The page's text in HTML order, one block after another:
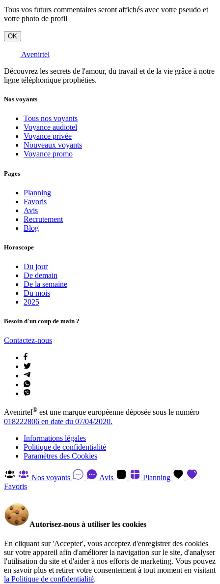
Tous vos futurs commentaires seront affichés avec votre pseudo et
votre photo de profil
OK
Avenirtel
Découvrez les secrets de l'amour, du travail et de la vie grâce à notre
ligne téléphonique prophéties.
Nos voyants
Tous nos voyants
Voyance audiotel
Voyance privée
Nouveaux voyants
Voyance promo
Pages
Planning
Favoris
Avis
Recrutement
Blog
Horoscope
Du jour
De demain
De la semaine
Du mois
2025
Besoin d'un coup de main ?
Contactez-nous
Avenirtel® est une marque européenne déposée sous le numéro
018222806 en date du 07/04/2020.
Informations légales
Politique de confidentialité
Paramètres des Cookies
Nos voyants Avis
Planning
Favoris
Autorisez-nous à utiliser les cookies
En cliquant sur 'Accepter', vous acceptez d'enregistrer des cookies
sur votre appareil afin d'améliorer la navigation sur le site, d'analyser
l'utilisation du site et d'aider à nos efforts de marketing. Vous pouvez
en savoir plus et retirer votre consentement à tout moment en visitant
la Politique de confidentialité.